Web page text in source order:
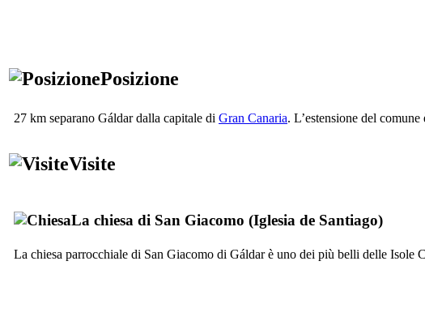
Posizione
27 km separano Gáldardalla capitale di Gran Canaria. L’estensione del
Visite
La chiesa di San Giacomo (Iglesia de Santiago)
La chiesa parrocchiale di San Giacomo di Gáldarè uno dei più belli delle Isole